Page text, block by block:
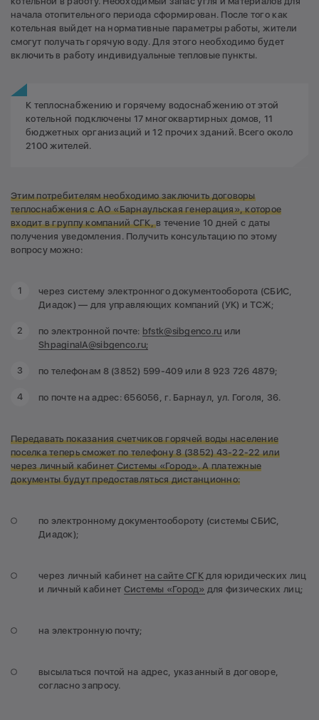
начала отопительного периода сформирован. После того как
котельная выйдет на нормативные параметры работы, жители
смогут получать горячую воду. Для этого необходимо будет
включить в работу индивидуальные тепловые пункты.
К теплоснабжению и горячему водоснабжению от этой
котельной подключены 17 многоквартирных домов, 11
бюджетных организаций и 12 прочих зданий. Всего около
2100 жителей.
Этим потребителям необходимо заключить договоры
теплоснабжения с АО «Барнаульская генерация», которое
входит в группу компаний СГК,в течение 10 дней с даты
получения уведомления. Получить консультацию по этому
вопросу можно:
через систему электронного документооборота (СБИС,
Диадок) — для управляющих компаний (УК) и ТСЖ;
по электронной почте: bfstk@sibgenco.ru или
ShpaginaIA@sibgenco.ru;
по телефонам 8 (3852) 599-409 или 8 923 726 4879;
по почте на адрес: 656056, г. Барнаул, ул. Гоголя, 36.
Передавать показания счетчиков горячей воды население
поселка теперь сможет по телефону 8 (3852) 43-22-22или
через личный кабинетСистемы «Город». А платежные
документы будут предоставляться дистанционно:
по электронному документообороту (системы СБИС,
Диадок);
через личный кабинет на сайте СГКдля юридических лиц
и личный кабинет Системы «Город» для физических лиц;
на электронную почту;
высылаться почтой на адрес, указанный в договоре,
согласно запросу.